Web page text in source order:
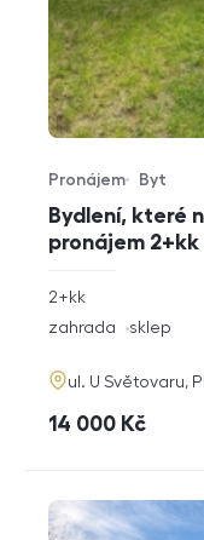
Bydlení, které
pronájem 2+kk
Typ nabídky
Pronájem
Typ nemovitosti
Byt
rozměry
2+kk
funkce
zahrada sklep
adresa
ul. U Světovaru,
cena
14 000 Kč